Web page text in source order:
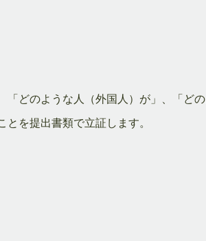
どのような人（外国人）が」、「ど
を提出書類で立証します。